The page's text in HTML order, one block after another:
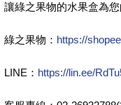
讓綠之果物的水果盒為
綠之果物： https://
LINE： https://lin.ee/